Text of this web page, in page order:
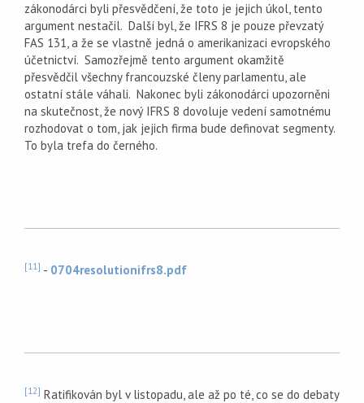
zákonodárci byli přesvědčení, že toto je jejich úkol, tento
argument nestačil. Další byl, že IFRS 8 je pouze převzatý
FAS 131, a že se vlastně jedná o amerikanizaci evropského
účetnictví. Samozřejmě tento argument okamžitě
přesvědčil všechny francouzské členy parlamentu, ale
ostatní stále váhali. Nakonec byli zákonodárci upozorněni
na skutečnost, že nový IFRS 8 dovoluje vedení samotnému
rozhodovat o tom, jak jejich firma bude definovat segmenty.
To byla trefa do černého.
[11] - 0704resolutionifrs8.pdf
[12] Ratifikován byl v listopadu, ale až po té, co se do debaty